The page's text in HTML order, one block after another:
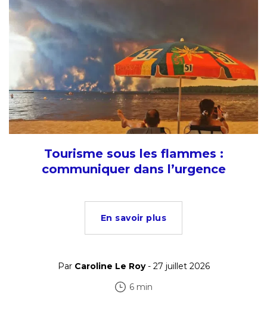
Tourisme sous les flammes :
communiquer dans l’urgence
En savoir plus
Par Caroline Le Roy- 27 juillet 2026
6 min